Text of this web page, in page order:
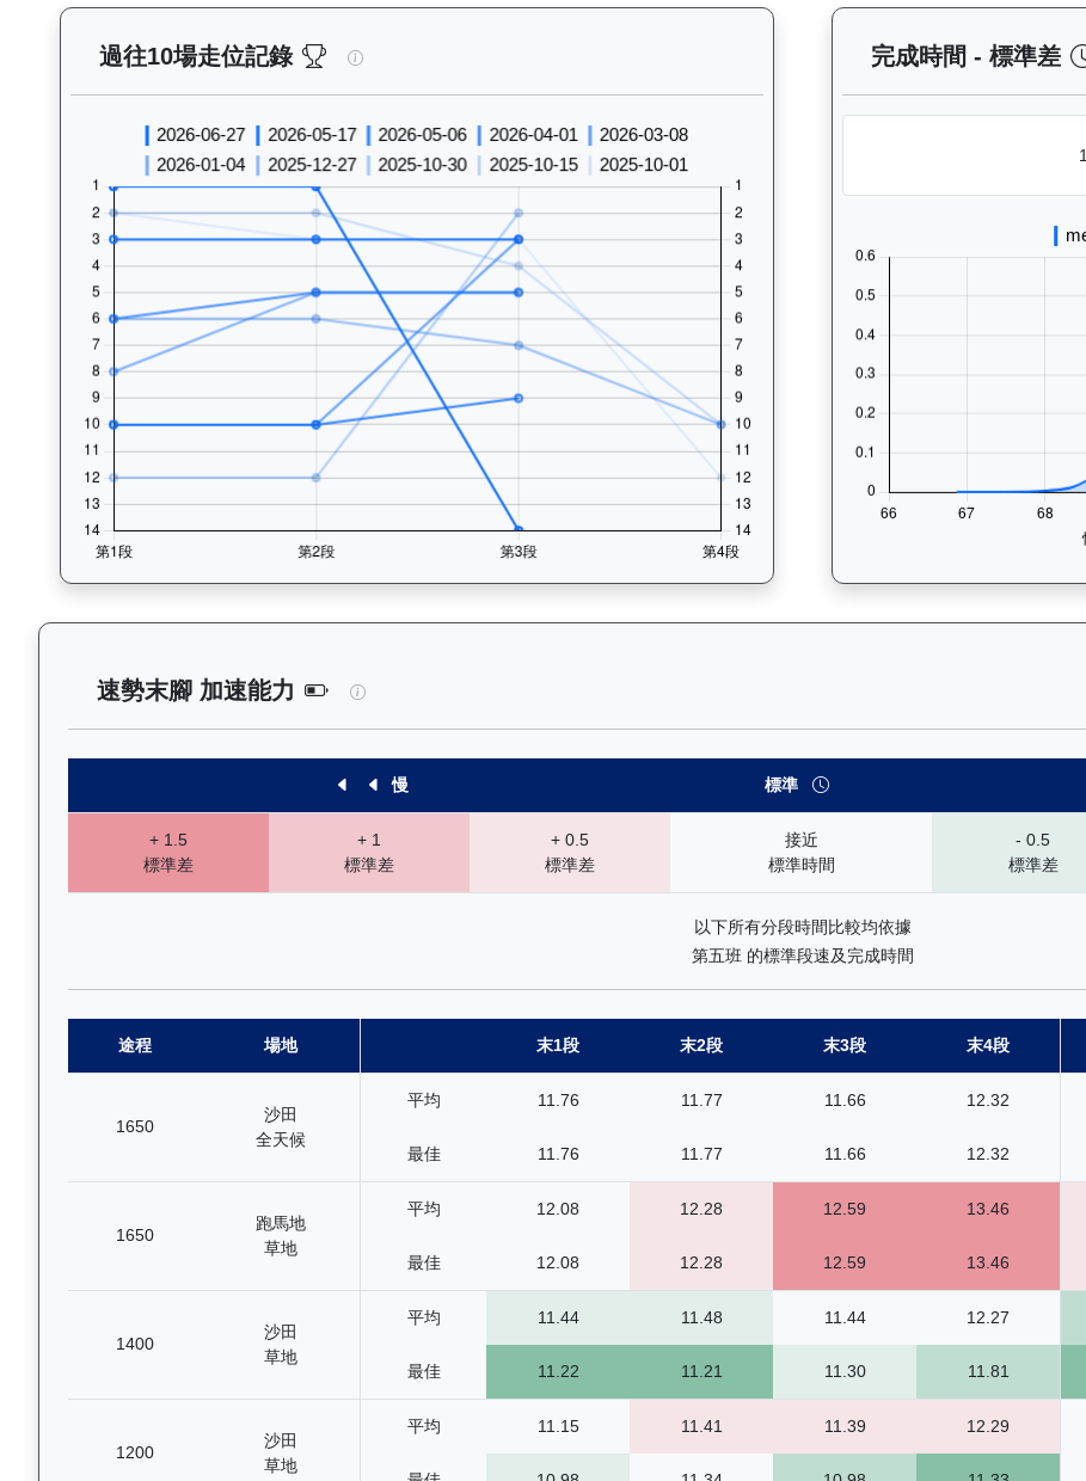
過往10場走位記錄 後無來者（K049）— 過往走位記錄圖表：查看馬匹最近10場比
完成時間 - 標準差
速勢末腳 加速能力 後無來者（K049）— 速勢末腳加速能力分析：查看馬匹在各途程
慢 標準
+ 1.5
標準差
+ 1
標準差
+ 0.5
標準差
接近
標準時間
- 0.5
標準差
以下所有分段時間比較均依據
第五班 的標準段速及完成時間
途程 場地 末1段 末2段 末3段 末4段
1650
沙田
全天候
平均 11.76 11.77 11.66 12.32
最佳 11.76 11.77 11.66 12.32
1650
跑馬地
草地
平均 12.08 12.28 12.59 13.46
最佳 12.08 12.28 12.59 13.46
1400
沙田
草地
平均 11.44 11.48 11.44 12.27
最佳 11.22 11.21 11.30 11.81
1200
沙田
草地
平均 11.15 11.41 11.39 12.29